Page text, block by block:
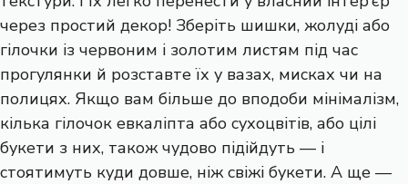
через простий декор! Зберіть шишки, жолуді або
гілочки із червоним і золотим листям під час
прогулянки й розставте їх у вазах, мисках чи на
полицях. Якщо вам більше до вподоби мінімалізм,
кілька гілочок евкаліпта або сухоцвітів, або цілі
букети з них, також чудово підійдуть — і
стоятимуть куди довше, ніж свіжі букети. А ще —